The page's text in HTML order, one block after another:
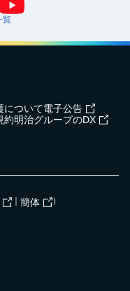
覧
について電子公告
約明治グループのDX
簡体 ）